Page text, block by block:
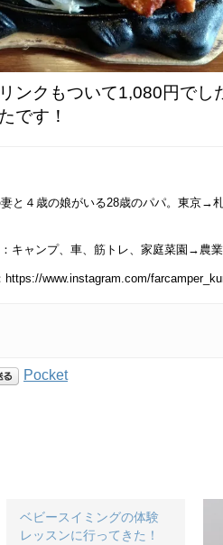
ンクもついて1,080円でし
です！
妻と４歳の娘がいる28歳のパパ。東京
キャンプ、車、筋トレ、家庭菜園→農
https://www.instagram.com/
Pocket
ベビースイミングの体験
レッスンに行ってきた！